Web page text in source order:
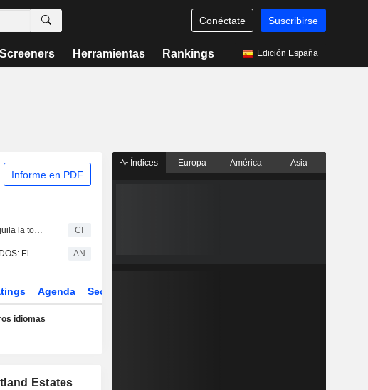
Conéctate Suscribirse
Screeners Herramientas Rankings Edición España
Informe en PDF
Great Portland Estates alquila la totalidad de las oficinas de Carrington House con rentas récord CI
RESULTADOS Y MERCADOS: El beneficio de Foxtons se resiente; Vanquis Banking mejora sus cifras AN
Agenda Sector
idiomas
Estates
Índices Europa América Asia